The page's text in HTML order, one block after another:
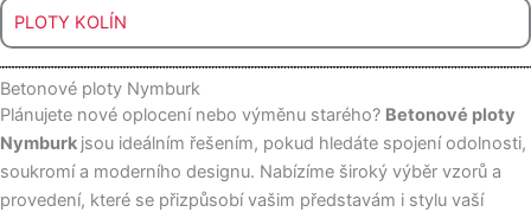
PLOTY KOLÍN
Betonové ploty Nymburk
Plánujete nové oplocení nebo výměnu starého? Betonové ploty
Nymburk jsou ideálním řešením, pokud hledáte spojení odolnosti,
soukromí a moderního designu. Nabízíme široký výběr vzorů a
provedení, které se přizpůsobí vašim představám i stylu vaší